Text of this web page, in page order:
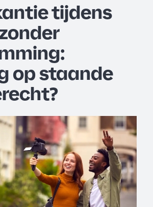
tijdens
op staande